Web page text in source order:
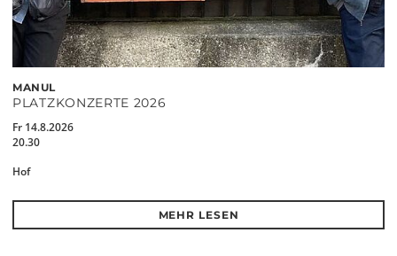
MANUL
PLATZKONZERTE 2026
Fr 14.8.2026
20.30
Hof
MEHR LESEN